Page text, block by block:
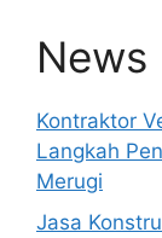
News
Kontraktor
Langkah
Merugi
Jasa